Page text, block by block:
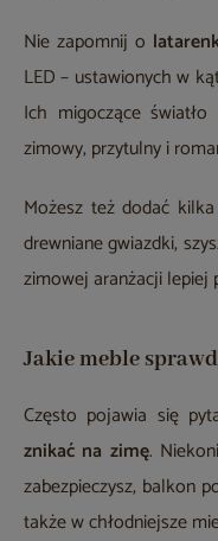
Nie zapomnij o
LED – ustawionych w
Ich migoczące
zimowy, przytulny i
Możesz też dodać kilka
drewniane gwiazdki,
zimowej aranżacji lepiej
Jakie meble
Często pojawia się
znikać na zimę.
zabezpieczysz, balkon
także w chłodniejsze